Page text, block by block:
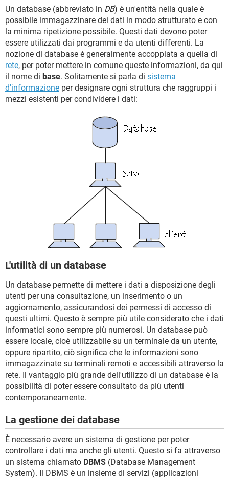
Un database (abbreviato in DB) è un'entità nella quale è
possibile immagazzinare dei dati in modo strutturato e con
la minima ripetizione possibile. Questi dati devono poter
essere utilizzati dai programmi e da utenti differenti. La
nozione di database è generalmente accoppiata a quella di
rete, per poter mettere in comune queste informazioni, da qui
il nome di base. Solitamente si parla di sistema
d'informazione per designare ogni struttura che raggruppi i
mezzi esistenti per condividere i dati:
L'utilità di un database
Un database permette di mettere i dati a disposizione degli
utenti per una consultazione, un inserimento o un
aggiornamento, assicurandosi dei permessi di accesso di
questi ultimi. Questo è sempre più utile considerato che i dati
informatici sono sempre più numerosi. Un database può
essere locale, cioè utilizzabile su un terminale da un utente,
oppure ripartito, ciò significa che le informazioni sono
immagazzinate su terminali remoti e accessibili attraverso la
rete. Il vantaggio più grande dell'utilizzo di un database è la
possibilità di poter essere consultato da più utenti
contemporaneamente.
La gestione dei database
È necessario avere un sistema di gestione per poter
controllare i dati ma anche gli utenti. Questo si fa attraverso
un sistema chiamato DBMS (Database Management
System). Il DBMS è un insieme di servizi (applicazioni